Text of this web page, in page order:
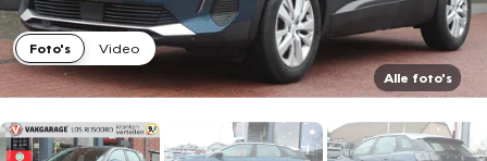
Foto's
Video
Alle foto's